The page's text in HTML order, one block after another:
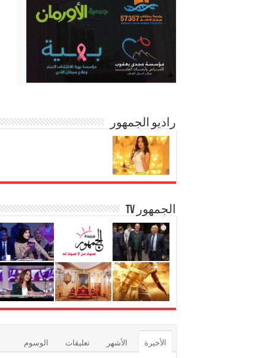
راديو الجمهور
الجمهور TV
الأخيرة الأشهر تعليقات الوسوم